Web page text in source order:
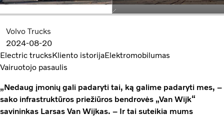
Volvo Trucks
2024-08-20
Electric trucksKliento istorijaElektromobilumas
Vairuotojo pasaulis
„Nedaug įmonių gali padaryti tai, ką galime padaryti mes, –
sako infrastruktūros priežiūros bendrovės „Van Wijk“
savininkas Larsas Van Wijkas. – Ir tai suteikia mums